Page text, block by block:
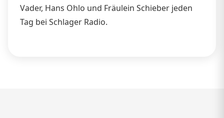
Vader, Hans Ohlo und Fräulein Schieber jeden
Tag bei Schlager Radio.